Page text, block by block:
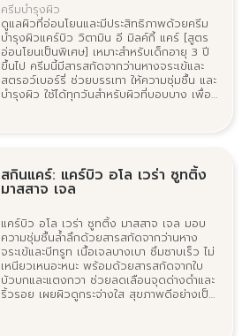
ครีมบำรุงผิว
ดูแลผิวที่อ่อนโยนและมีประสิทธิภาพด้วยครีม
บำรุงผิวแคร์บิว วิตามิน อี มิลค์กี้ แคร์ [สูตร
อ่อนโยนเป็นพิเศษ] เหมาะสำหรับเด็กอายุ 3 ปี
ขึ้นไป ครีมนี้มีสารสกัดจากว่านหางจระเข้และ
สตรอว์เบอร์รี่ ช่วยบรรเทา ให้ความชุ่มชื้น และ
บำรุงผิว ใช้ได้ทุกวันสำหรับผิวที่บอบบาง เพื่อ
สกินแคร์: แคร์บิว อโล เวร่า ซูทติ้ง
มาสสาจ เจล
แคร์บิว อโล เวร่า ซูทติ้ง มาสสาจ เจล มอบ
ความชุ่มชื้นล้ำลึกด้วยสารสกัดจากว่านหาง
จระเข้และบีทรูท เนื้อเจลบางเบา ซึมซาบเร็ว ไม่
เหนียวเหนอะหนะ พร้อมด้วยสารสกัดจากใบ
บัวบกและแตงกวา ช่วยลดเลือนจุดด่างดำและ
ริ้วรอย เผยผิวดูกระจ่างใส สุขภาพดีอย่างเป็น